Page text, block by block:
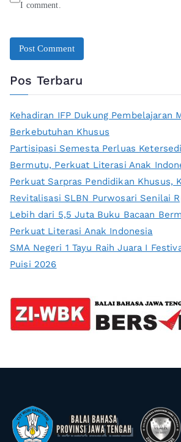
I comment.
Pos Terbaru
Kehadiran IFP Dukung Pembelajaran
Berkebutuhan Khusus
Partisipasi Semesta Perluas
Bermutu, Perkuat Literasi Anak
Perkuat Sarpras Pendidikan Khusus,
Revitalisasi SLBN Purwosari Senilai
Lebih dari 5,5 Juta Buku Bacaan
Perkuat Literasi Anak Indonesia
SMA Negeri 1 Tayu Raih Juara I
Puisi 2026